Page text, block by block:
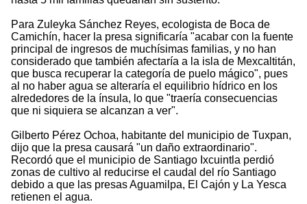
Para Zuleyka Sánchez Reyes, ecologista de Boca de
Camichín, hacer la presa significaría "acabar con la fuente
principal de ingresos de muchísimas familias, y no han
considerado que también afectaría a la isla de Mexcaltitán,
que busca recuperar la categoría de puelo mágico", pues
al no haber agua se alteraría el equilibrio hídrico en los
alrededores de la ínsula, lo que "traería consecuencias
que ni siquiera se alcanzan a ver".
Gilberto Pérez Ochoa, habitante del municipio de Tuxpan,
dijo que la presa causará "un daño extraordinario".
Recordó que el municipio de Santiago Ixcuintla perdió
zonas de cultivo al reducirse el caudal del río Santiago
debido a que las presas Aguamilpa, El Cajón y La Yesca
retienen el agua.